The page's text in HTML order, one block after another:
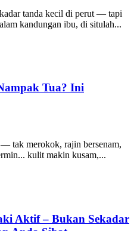
tanda kecil di perut — tapi
kandungan ibu, di situlah...
Tua? Ini
tak merokok, rajin bersenam,
kulit makin kusam,...
Aktif – Bukan Sekadar